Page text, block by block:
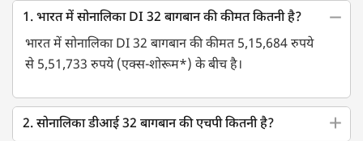
1. भारत में सोनालिका DI 32 बागबान की कीमत कितनी है?
भारत में सोनालिका DI 32 बागबान की कीमत 5,15,684 रुपये
से 5,51,733 रुपये (एक्स-शोरूम*) के बीच है।
2. सोनालिका डीआई 32 बागबान की एचपी कितनी है?